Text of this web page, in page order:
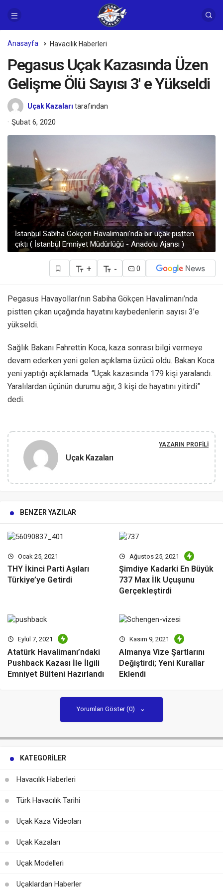
Anasayfa Havacılık Haberleri
Pegasus Uçak Kazasında Üzen
Gelişme Ölü Sayısı 3′ e Yükseldi
Uçak Kazaları tarafından
Şubat 6, 2020
İstanbul Sabiha Gökçen Havalimanı'nda bir uçak pistten
çıktı ( İstanbul Emniyet Müdürlüğü - Anadolu Ajansı )
+ - 0
Pegasus Havayolları’nın Sabiha Gökçen Havalimanı’nda
pistten çıkan uçağında hayatını kaybedenlerin sayısı 3’e
yükseldi.
Sağlık Bakanı Fahrettin Koca, kaza sonrası bilgi vermeye
devam ederken yeni gelen açıklama üzücü oldu. Bakan Koca
yeni yaptığı açıklamada: “Uçak kazasında 179 kişi yaralandı.
Yaralılardan üçünün durumu ağır, 3 kişi de hayatını yitirdi”
dedi.
Uçak Kazaları
YAZARIN PROFILI
BENZER YAZILAR
Ocak 25, 2021
THY İkinci Parti Aşıları
Türkiye’ye Getirdi
Ağustos 25, 2021
Şimdiye Kadarki En Büyük
737 Max İlk Uçuşunu
Gerçekleştirdi
Eylül 7, 2021
Atatürk Havalimanı’ndaki
Pushback Kazası İle İlgili
Emniyet Bülteni Hazırlandı
Kasım 9, 2021
Almanya Vize Şartlarını
Değiştirdi; Yeni Kurallar
Eklendi
Yorumları Göster (0)
KATEGORILER
Havacılık Haberleri
Türk Havacılık Tarihi
Uçak Kaza Videoları
Uçak Kazaları
Uçak Modelleri
Uçaklardan Haberler